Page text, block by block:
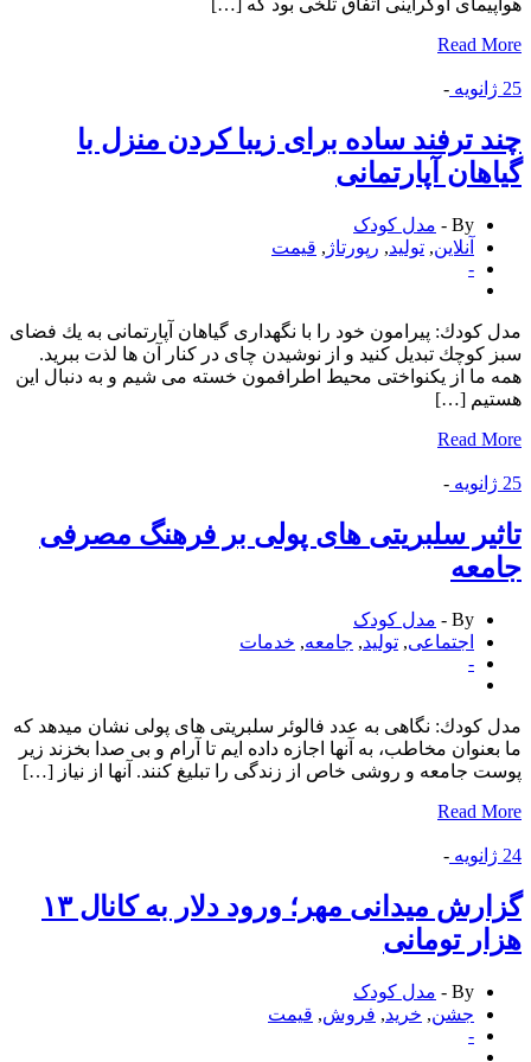
اوكراینی اتفاق تلخی بود كه […]
Read
-
ترفند ساده برای زیبا كردن منزل با
آپارتمانی
By -
مدل کودک
آنلاین
,تولید ,رپورتاژ,قیمت
پیرامون خود را با نگهداری گیاهان آپارتمانی به یك فضای
تبدیل كنید و از نوشیدن چای در كنار آن ها لذت ببرید.
ما از یکنواختی محیط اطرافمون خسته می شیم و به دنبال این
[…]
Read
-
سلبریتی های پولی بر فرهنگ مصرفی
By -
مدل کودک
اجتماعی,تولید ,جامعه,خدمات
كودك: نگاهی به عدد فالوئر سلبریتی های پولی نشان میدهد كه
مخاطب، به آنها اجازه داده ایم تا آرام و بی صدا بخزند زیر
جامعه و روشی خاص از زندگی را تبلیغ كنند. آنها از نیاز […]
Read
-
گزارش میدانی مهر؛ ورود دلار به كانال ۱۳
تومانی
By -
مدل کودک
جشن,خرید ,فروش ,قیمت